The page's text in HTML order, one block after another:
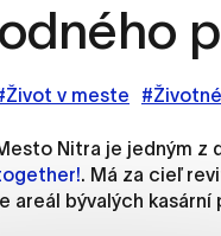
v meste
Nitra je jedným z
. Má za cieľ
areál bývalých kasární
v tomto okne.
úroveň cookies,
cookies
súbory cookie sú